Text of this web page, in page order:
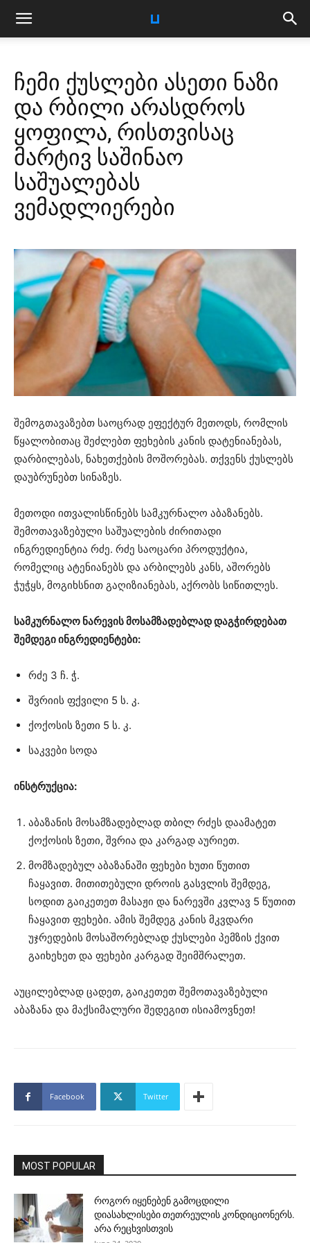
ჩემი ქუსლები ასეთი ნაზი
და რბილი არასდროს
ყოფილა, რისთვისაც
მარტივ საშინაო
საშუალებას
ვემადლიერები
შემოგთავაზებთ საოცრად ეფექტურ მეთოდს, რომლის
წყალობითაც შეძლებთ ფეხების კანის დატენიანებას,
დარბილებას, ნახეთქების მოშორებას. თქვენს ქუსლებს
დაუბრუნებთ სინაზეს.
მეთოდი ითვალისწინებს სამკურნალო აბაზანებს.
შემოთავაზებული საშუალების ძირითადი
ინგრედიენტია რძე. რძე საოცარი პროდუქტია,
რომელიც ატენიანებს და არბილებს კანს, აშორებს
ჭუჭყს, მოგიხსნით გაღიზიანებას, აქრობს სიწითლეს.
სამკურნალო ნარევის მოსამზადებლად დაგჭირდებათ
შემდეგი ინგრედიენტები:
რძე 3 ჩ. ჭ.
შვრიის ფქვილი 5 ს. კ.
ქოქოსის ზეთი 5 ს. კ.
საკვები სოდა
ინსტრუქცია:
აბაზანის მოსამზადებლად თბილ რძეს დაამატეთ
ქოქოსის ზეთი, შვრია და კარგად აურიეთ.
მომზადებულ აბაზანაში ფეხები ხუთი წუთით
ჩაყავით. მითითებული დროის გასვლის შემდეგ,
სოდით გაიკეთეთ მასაჟი და ნარევში კვლავ 5 წუთით
ჩაყავით ფეხები. ამის შემდეგ კანის მკვდარი
უჯრედების მოსაშორებლად ქუსლები პემზის ქვით
გაიხეხეთ და ფეხები კარგად შეიმშრალეთ.
აუცილებლად ცადეთ, გაიკეთეთ შემოთავაზებული
აბაზანა და მაქსიმალური შედეგით ისიამოვნეთ!
Facebook Twitter
MOST POPULAR
როგორ იყენებენ გამოცდილი
დიასახლისები თეთრეულის კონდიციონერს.
არა რეცხვისთვის